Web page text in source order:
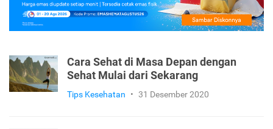
Cara Sehat di Masa Depan dengan
Sehat Mulai dari Sekarang
Tips Kesehatan • 31 Desember 2020